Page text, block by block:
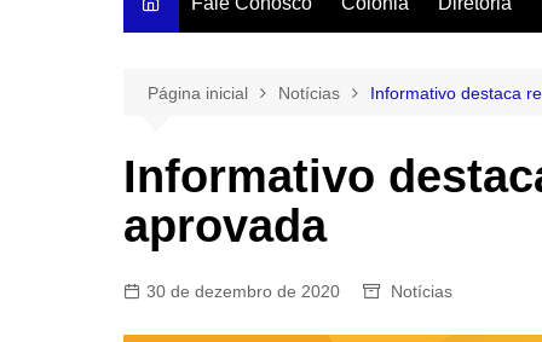
Página inicial Notícias Informativo destaca
Informativo
aprovada
30 de dezembro de 2020 Notícias